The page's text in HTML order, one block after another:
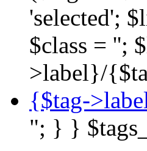
'selected';
$class = '';
>label}/
{$tag-
"; } }